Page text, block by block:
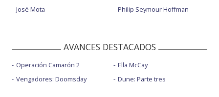
José Mota
Philip Seymour Hoffman
AVANCES DESTACADOS
Operación Camarón 2
Vengadores: Doomsday
Ella McCay
Dune: Parte tres